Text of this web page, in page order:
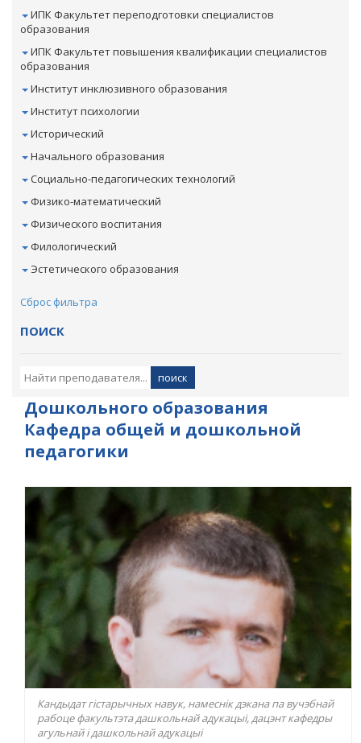
ИПК Факультет переподготовки специалистов
образования
ИПК Факультет повышения квалификации специалистов
образования
Институт инклюзивного образования
Институт психологии
Исторический
Начального образования
Социально-педагогических технологий
Физико-математический
Физического воспитания
Филологический
Эстетического образования
Сброс фильтра
ПОИСК
Дошкольного образования
Кафедра общей и дошкольной
педагогики
Кандыдат гістарычных навук, намеснік дэкана па вучэбнай
рабоце факультэта дашкольнай адукацыі, дацэнт кафедры
агульнай і дашкольнай адукацыі